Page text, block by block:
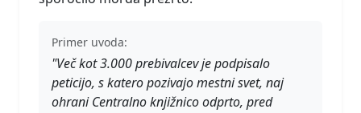
Primer uvoda:
"Več kot 3.000 prebivalcev je podpisalo
peticijo, s katero pozivajo mestni svet, naj
ohrani Centralno knjižnico odprto, pred